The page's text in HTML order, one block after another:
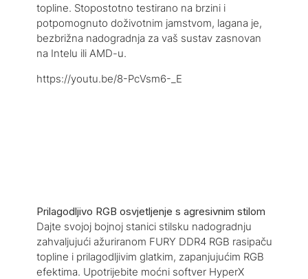
topline. Stopostotno testirano na brzini i
potpomognuto doživotnim jamstvom, lagana je,
bezbrižna nadogradnja za vaš sustav zasnovan
na Intelu ili AMD-u.
https://youtu.be/8-PcVsm6-_E
Prilagodljivo RGB osvjetljenje s agresivnim stilom
Dajte svojoj bojnoj stanici stilsku nadogradnju
zahvaljujući ažuriranom FURY DDR4 RGB rasipaču
topline i prilagodljivim glatkim, zapanjujućim RGB
efektima. Upotrijebite moćni softver HyperX